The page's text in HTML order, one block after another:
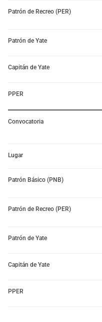
Patrón de Recreo (PER)
Patrón de Yate
Capitán de Yate
PPER
Convocatoria
Lugar
Patrón Básico (PNB)
Patrón de Recreo (PER)
Patrón de Yate
Capitán de Yate
PPER